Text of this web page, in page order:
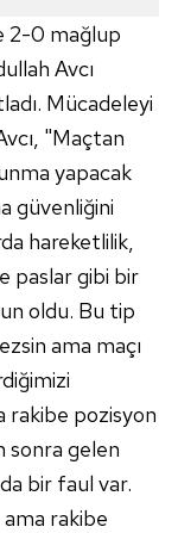
2-0 mağlup
Avcı
Mücadeleyi
"Maçtan
yapacak
güvenliğini
hareketlilik,
paslar gibi bir
oldu. Bu tip
ama maçı
rakibe pozisyon
sonra gelen
bir faul var.
rakibe